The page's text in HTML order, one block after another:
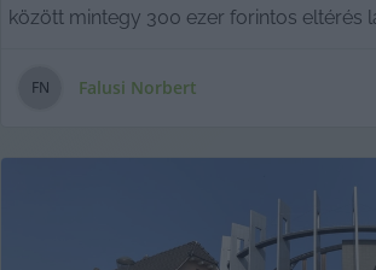
között mintegy 300 ezer forintos eltérés
szomszédos Hegy utca és Kékfestő utca
mindössze 416 ezer forint. Falusi Norbert
FN Falusi Norbert